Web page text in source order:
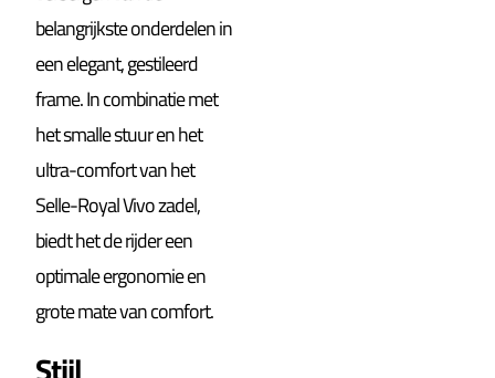
belangrijkste onderdelen in
een elegant, gestileerd
frame. In combinatie met
het smalle stuur en het
ultra-comfort van het
Selle-Royal Vivo zadel,
biedt het de rijder een
optimale ergonomie en
grote mate van comfort.